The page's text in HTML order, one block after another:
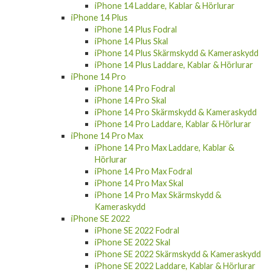
iPhone 14 Laddare, Kablar & Hörlurar
iPhone 14 Plus
iPhone 14 Plus Fodral
iPhone 14 Plus Skal
iPhone 14 Plus Skärmskydd & Kameraskydd
iPhone 14 Plus Laddare, Kablar & Hörlurar
iPhone 14 Pro
iPhone 14 Pro Fodral
iPhone 14 Pro Skal
iPhone 14 Pro Skärmskydd & Kameraskydd
iPhone 14 Pro Laddare, Kablar & Hörlurar
iPhone 14 Pro Max
iPhone 14 Pro Max Laddare, Kablar &
Hörlurar
iPhone 14 Pro Max Fodral
iPhone 14 Pro Max Skal
iPhone 14 Pro Max Skärmskydd &
Kameraskydd
iPhone SE 2022
iPhone SE 2022 Fodral
iPhone SE 2022 Skal
iPhone SE 2022 Skärmskydd & Kameraskydd
iPhone SE 2022 Laddare, Kablar & Hörlurar